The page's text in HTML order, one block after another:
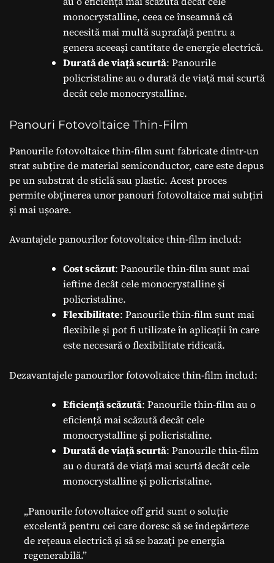
monocrystalline, ceea ce înseamnă că
necesită mai multă suprafață pentru a
genera aceeași cantitate de energie electrică.
Durată de viață scurtă: Panourile
policristaline au o durată de viață mai scurtă
decât cele monocrystalline.
Panouri Fotovoltaice Thin-Film
Panourile fotovoltaice thin-film sunt fabricate dintr-un
strat subțire de material semiconductor, care este depus
pe un substrat de sticlă sau plastic. Acest proces
permite obținerea unor panouri fotovoltaice mai subțiri
și mai ușoare.
Avantajele panourilor fotovoltaice thin-film includ:
Cost scăzut: Panourile thin-film sunt mai
ieftine decât cele monocrystalline și
policristaline.
Flexibilitate: Panourile thin-film sunt mai
flexibile și pot fi utilizate în aplicații în care
este necesară o flexibilitate ridicată.
Dezavantajele panourilor fotovoltaice thin-film includ:
Eficiență scăzută: Panourile thin-film au o
eficiență mai scăzută decât cele
monocrystalline și policristaline.
Durată de viață scurtă: Panourile thin-film
au o durată de viață mai scurtă decât cele
monocrystalline și policristaline.
„Panourile fotovoltaice off grid sunt o soluție
excelentă pentru cei care doresc să se îndepărteze
de rețeaua electrică și să se bazați pe energia
regenerabilă.”